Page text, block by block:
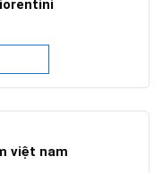
việt nam